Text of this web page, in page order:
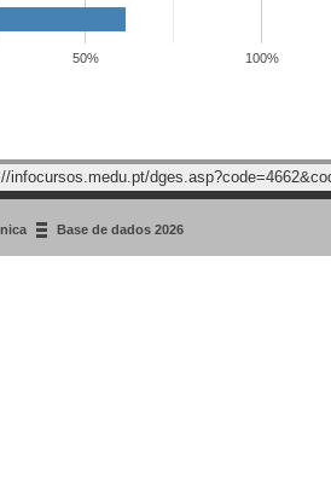
50% 100%
infocursos.medu.pt/
Base de dados 2026